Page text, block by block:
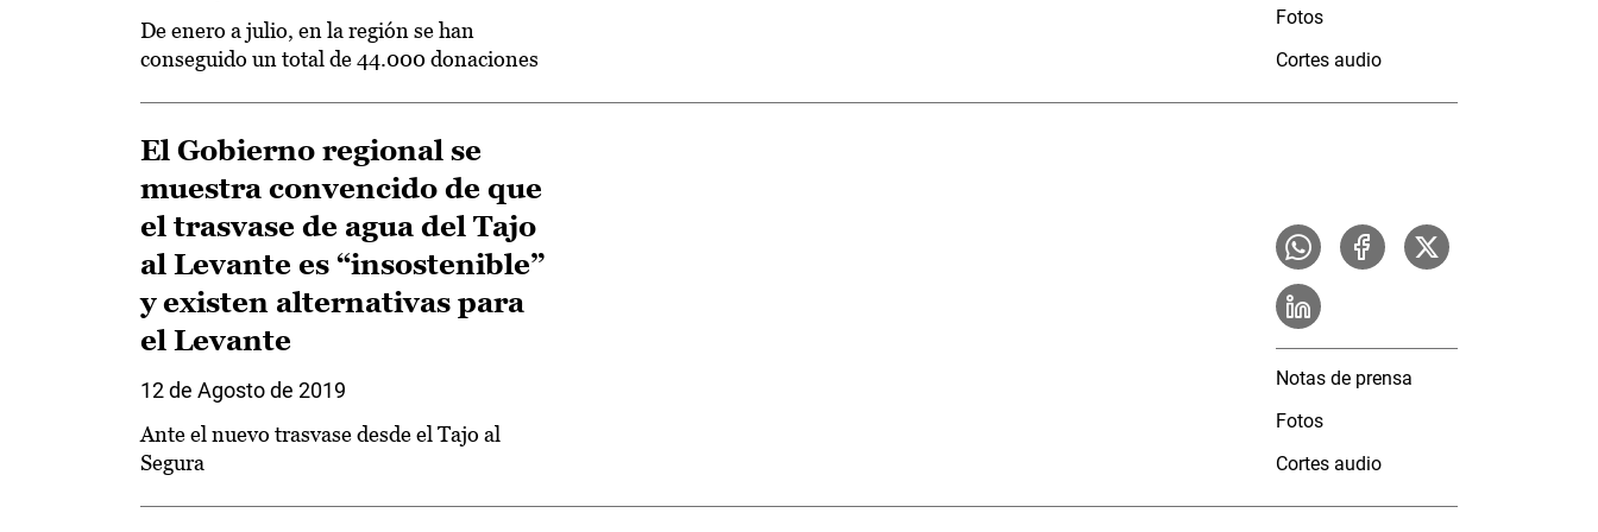
De enero a julio, en la región se han
conseguido un total de 44.000 donaciones
Fotos
Cortes audio
El Gobierno regional se
muestra convencido de que
el trasvase de agua del Tajo
al Levante es “insostenible”
y existen alternativas para
el Levante
12 de Agosto de 2019
Ante el nuevo trasvase desde el Tajo al
Segura
Notas de prensa
Fotos
Cortes audio